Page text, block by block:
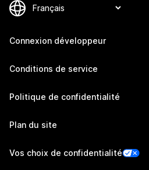
Connexion développeur
Conditions de service
Politique de confidentialité
Plan du site
Vos choix de confidentialité